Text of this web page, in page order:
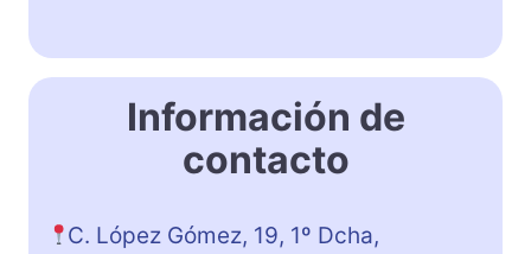
Información de
contacto
C. López Gómez, 19, 1º Dcha,